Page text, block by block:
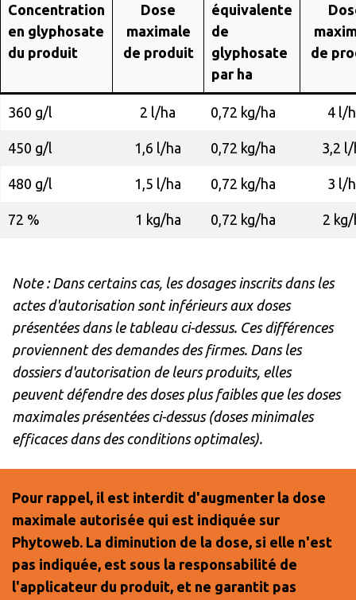
Concentration
en glyphosate
du produit
Dose
maximale
de produit
équivalente
de
glyphosate
par ha
de
360 g/l 2 l/ha 0,72 kg/ha 4 l/
450 g/l 1,6 l/ha 0,72 kg/ha 3,2 l/
480 g/l 1,5 l/ha 0,72 kg/ha 3 l/
72 % 1 kg/ha 0,72 kg/ha 2 kg/
Note : Dans certains cas, les dosages inscrits dans les
actes d'autorisation sont inférieurs aux doses
présentées dans le tableau ci-dessus. Ces différences
proviennent des demandes des firmes. Dans les
dossiers d'autorisation de leurs produits, elles
peuvent défendre des doses plus faibles que les doses
maximales présentées ci-dessus (doses minimales
efficaces dans des conditions optimales).
Pour rappel, il est interdit d'augmenter la dose
maximale autorisée qui est indiquée sur
Phytoweb. La diminution de la dose, si elle n'est
pas indiquée, est sous la responsabilité de
l'applicateur du produit, et ne garantit pas